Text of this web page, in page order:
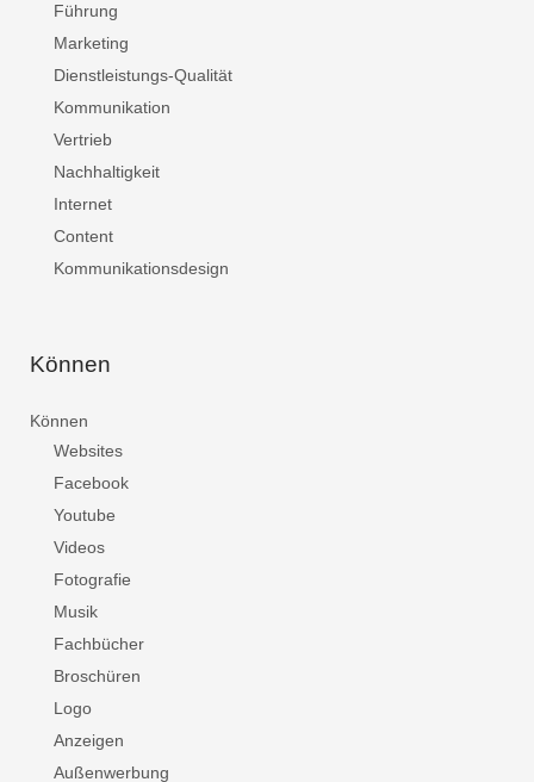
Führung
Marketing
Dienstleistungs-Qualität
Kommunikation
Vertrieb
Nachhaltigkeit
Internet
Content
Kommunikationsdesign
Können
Können
Websites
Facebook
Youtube
Videos
Fotografie
Musik
Fachbücher
Broschüren
Logo
Anzeigen
Außenwerbung